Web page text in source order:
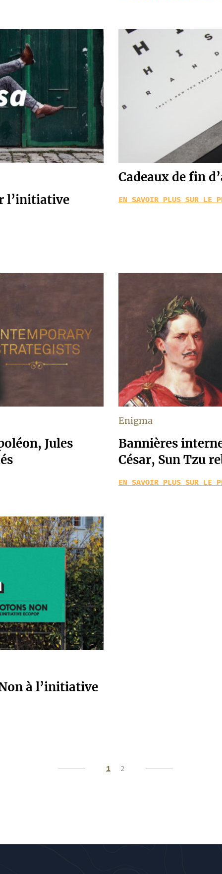
l’initiative
Cadeaux de fin
EN SAVOIR PLUS SUR LE
Jules
Enigma
Bannières
César, Sun Tzu
EN SAVOIR PLUS SUR LE
à l’initiative
1 2